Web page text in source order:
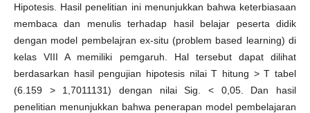
Hipotesis. Hasil penelitian ini menunjukkan bahwa keterbiasaan
membaca dan menulis terhadap hasil belajar peserta didik
dengan model pembelajran ex-situ (problem based learning) di
kelas VIII A memiliki pemgaruh. Hal tersebut dapat dilihat
berdasarkan hasil pengujian hipotesis nilai T hitung > T tabel
(6.159 > 1,7011131) dengan nilai Sig. < 0,05. Dan hasil
penelitian menunjukkan bahwa penerapan model pembelajaran